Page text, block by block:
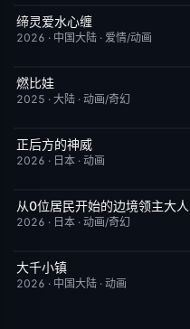
更新至第02集
缔灵爱水心缠
2026 · 中国大陆 · 爱情/动画
HD国语
燃比娃
2025 · 大陆 · 动画/奇幻
更新至第06集
正后方的神威
2026 · 日本 · 动画
更新至第06集 1.0
从0位居民开始的边境领主大人
2026 · 日本 · 动画/奇幻
更新至第5集
大千小镇
2026 · 中国大陆 · 动画